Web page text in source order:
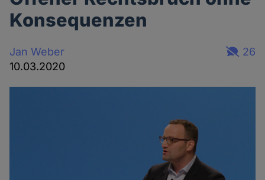
Konsequenzen
Jan Weber
10.03.2020
26